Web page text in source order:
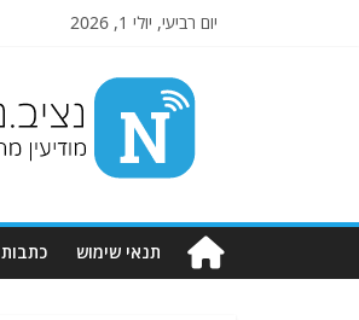
יום רביעי, יולי 1, 2026
מודיעין
מהמקורות
תנאי שימוש